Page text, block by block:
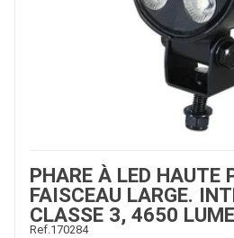
PHARE À LED HAUTE
FAISCEAU LARGE.
CLASSE 3, 4650
Ref.170284